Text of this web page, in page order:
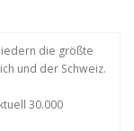
die größte
und der Schweiz.
30.000